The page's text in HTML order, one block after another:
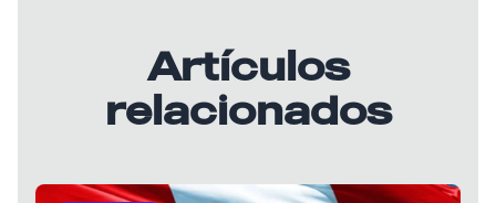
Artículos
relacionados